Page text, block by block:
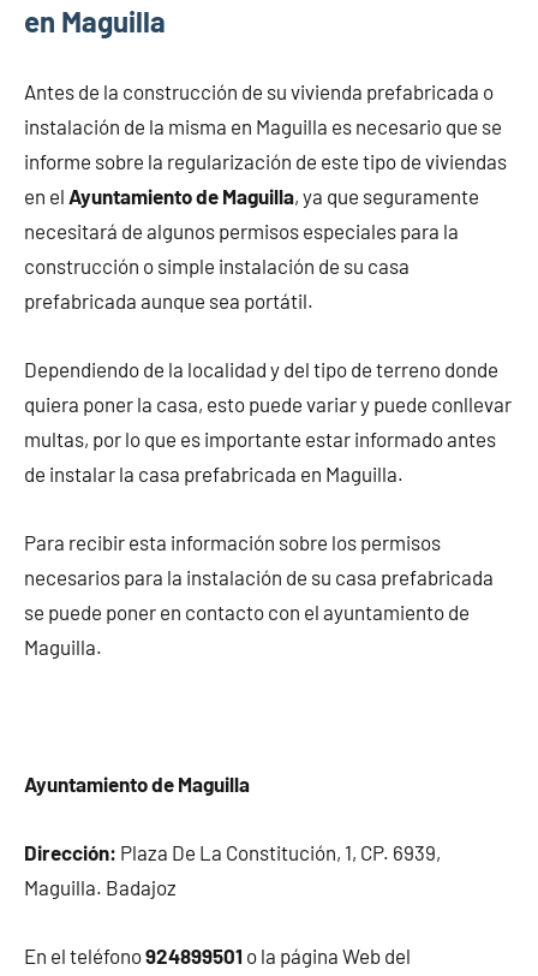
en Maguilla
Antes de la construcción de su vivienda prefabricada o
instalación de la misma en Maguilla es necesario que se
informe sobre la regularización de este tipo de viviendas
en el Ayuntamiento de Maguilla, ya que seguramente
necesitará de algunos permisos especiales para la
construcción o simple instalación de su casa
prefabricada aunque sea portátil.
Dependiendo de la localidad y del tipo de terreno donde
quiera poner la casa, esto puede variar y puede conllevar
multas, por lo que es importante estar informado antes
de instalar la casa prefabricada en Maguilla.
Para recibir esta información sobre los permisos
necesarios para la instalación de su casa prefabricada
se puede poner en contacto con el ayuntamiento de
Maguilla.
Ayuntamiento de Maguilla
Dirección: Plaza De La Constitución, 1, CP. 6939,
Maguilla. Badajoz
En el teléfono924899501 o la página Web del